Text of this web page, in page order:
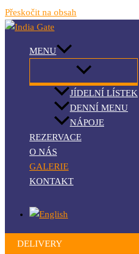
Přeskočit na obsah
MENU
JÍDELNÍ LÍSTEK
DENNÍ MENU
NÁPOJE
REZERVACE
O NÁS
GALERIE
KONTAKT
DELIVERY